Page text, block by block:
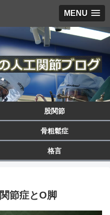
MENU
股関節
骨粗鬆症
格言
節症とO脚